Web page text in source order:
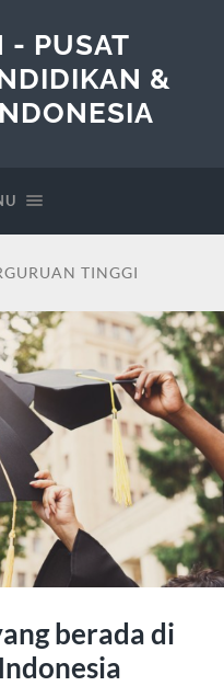
- PUSAT
&
TINGGI
berada di